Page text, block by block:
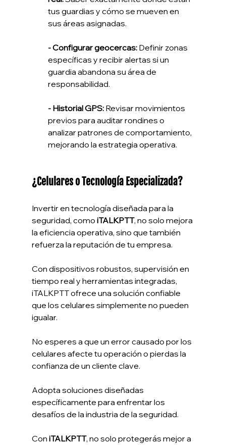
tus guardias y cómo se mueven en
sus áreas asignadas.
- Configurar geocercas: Definir zonas
específicas y recibir alertas si un
guardia abandona su área de
responsabilidad.
- Historial GPS: Revisar movimientos
previos para auditar rondines o
analizar patrones de comportamiento,
mejorando la estrategia operativa.
¿Celulares o Tecnología Especializada?
Invertir en tecnología diseñada para la
seguridad, como iTALKPTT, no solo mejora
la eficiencia operativa, sino que también
refuerza la reputación de tu empresa.
Con dispositivos robustos, supervisión en
tiempo real y herramientas integradas,
iTALKPTT ofrece una solución confiable
que los celulares simplemente no pueden
igualar.
No esperes a que un error causado por los
celulares afecte tu operación o pierdas la
confianza de un cliente clave.
Adopta soluciones diseñadas
específicamente para enfrentar los
desafíos de la industria de la seguridad.
Con iTALKPTT, no solo protegerás mejor a